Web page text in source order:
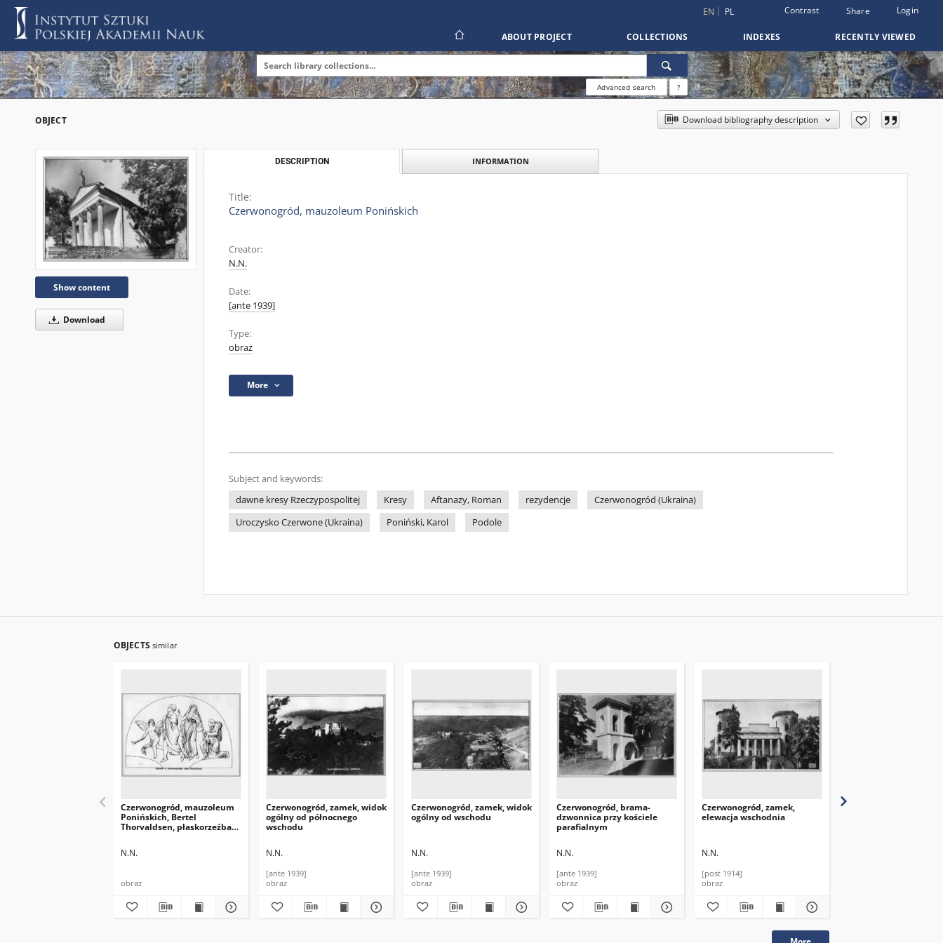
EN PL Contrast Share Login
ABOUT PROJECT COLLECTIONS INDEXES RECENTLY VIEWED
Advanced search ?
OBJECT Download bibliography description
Show content
Download
DESCRIPTION INFORMATION
Title:
Czerwonogród, mauzoleum Ponińskich
Creator:
N.N.
Date:
[ante 1939]
Type:
obraz
More
Subject and keywords:
dawne kresy Rzeczypospolitej
Kresy Aftanazy, Roman rezydencje
Czerwonogród (Ukraina)
Uroczysko Czerwone (Ukraina)
Poniński, Karol Podole
OBJECTS similar
Czerwonogród, mauzoleum
Ponińskich, Bertel
Thorvaldsen, płaskorzeźba
N.N.
obraz
Czerwonogród, zamek, widok
ogólny od północnego
wschodu
N.N.
[ante 1939]
obraz
Czerwonogród, zamek, widok
ogólny od wschodu
N.N.
[ante 1939]
obraz
Czerwonogród, brama-
dzwonnica przy kościele
parafialnym
N.N.
[ante 1939]
obraz
Czerwonogród, zamek,
elewacja wschodnia
N.N.
[post 1914]
obraz